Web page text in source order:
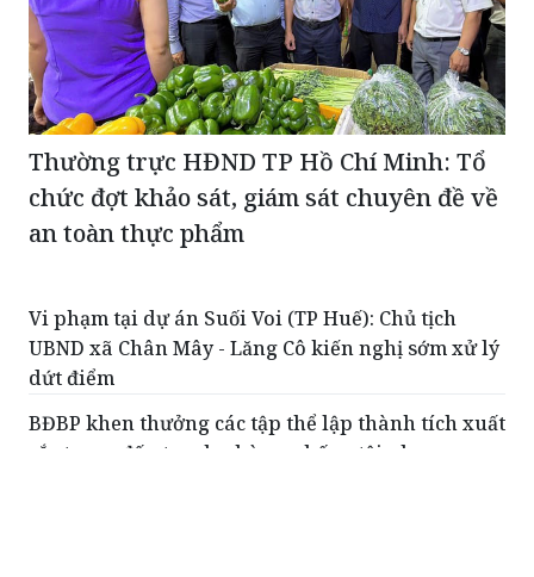
Thường trực HĐND TP Hồ Chí Minh: Tổ
chức đợt khảo sát, giám sát chuyên đề về
an toàn thực phẩm
Vi phạm tại dự án Suối Voi (TP Huế): Chủ tịch
UBND xã Chân Mây - Lăng Cô kiến nghị sớm xử lý
dứt điểm
BĐBP khen thưởng các tập thể lập thành tích xuất
sắc trong đấu tranh phòng, chống tội phạm